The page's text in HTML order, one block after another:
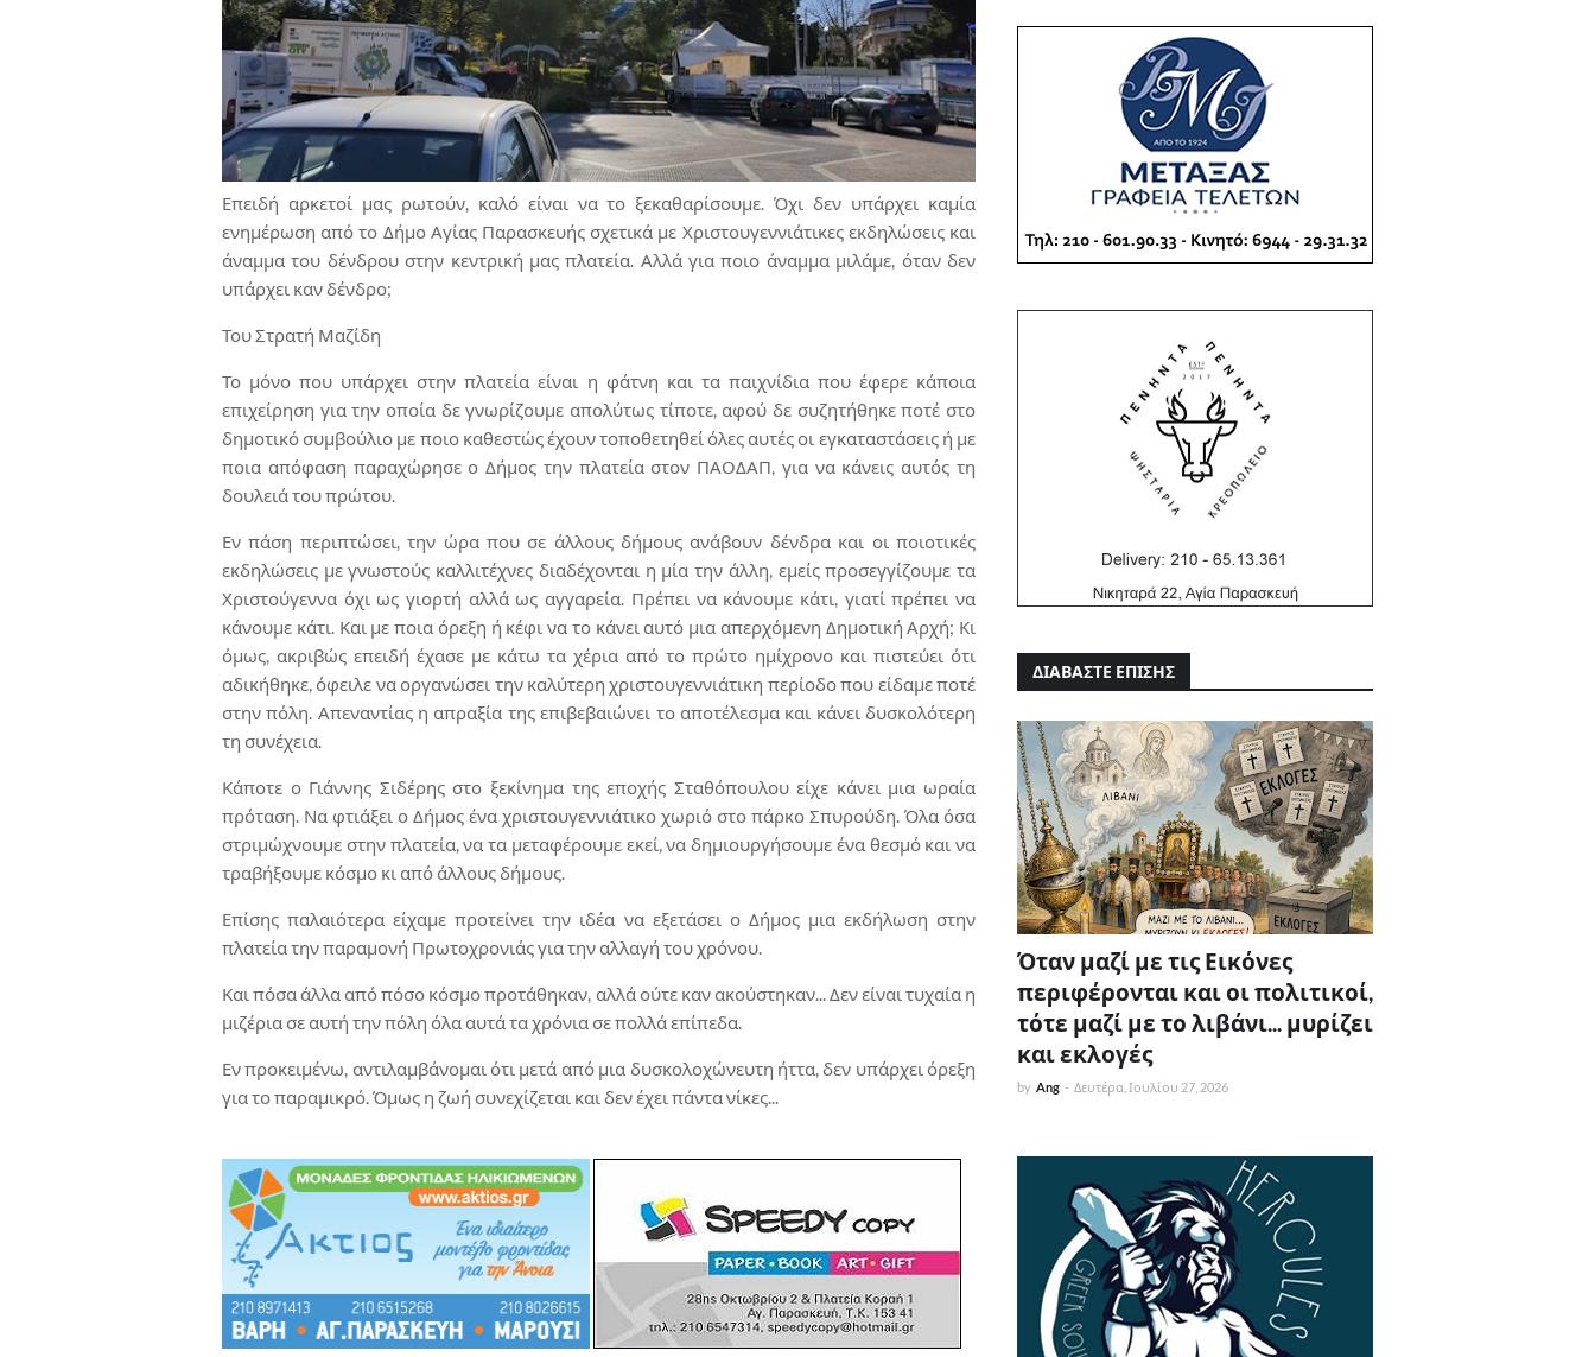
Επειδή αρκετοί μας ρωτούν, καλό είναι να το ξεκαθαρίσουμε. Όχι δεν υπάρχει καμία
ενημέρωση από το Δήμο Αγίας Παρασκευής σχετικά με Χριστουγεννιάτικες εκδηλώσεις και
άναμμα του δένδρου στην κεντρική μας πλατεία. Αλλά για ποιο άναμμα μιλάμε, όταν δεν
υπάρχει καν δένδρο;
Του Στρατή Μαζίδη
Το μόνο που υπάρχει στην πλατεία είναι η φάτνη και τα παιχνίδια που έφερε κάποια
επιχείρηση για την οποία δε γνωρίζουμε απολύτως τίποτε, αφού δε συζητήθηκε ποτέ στο
δημοτικό συμβούλιο με ποιο καθεστώς έχουν τοποθετηθεί όλες αυτές οι εγκαταστάσεις ή με
ποια απόφαση παραχώρησε ο Δήμος την πλατεία στον ΠΑΟΔΑΠ, για να κάνεις αυτός τη
δουλειά του πρώτου.
Εν πάση περιπτώσει, την ώρα που σε άλλους δήμους ανάβουν δένδρα και οι ποιοτικές
εκδηλώσεις με γνωστούς καλλιτέχνες διαδέχονται η μία την άλλη, εμείς προσεγγίζουμε τα
Χριστούγεννα όχι ως γιορτή αλλά ως αγγαρεία. Πρέπει να κάνουμε κάτι, γιατί πρέπει να
κάνουμε κάτι. Και με ποια όρεξη ή κέφι να το κάνει αυτό μια απερχόμενη Δημοτική Αρχή; Κι
όμως, ακριβώς επειδή έχασε με κάτω τα χέρια από το πρώτο ημίχρονο και πιστεύει ότι
αδικήθηκε, όφειλε να οργανώσει την καλύτερη χριστουγεννιάτικη περίοδο που είδαμε ποτέ
στην πόλη. Απεναντίας η απραξία της επιβεβαιώνει το αποτέλεσμα και κάνει δυσκολότερη
τη συνέχεια.
Κάποτε ο Γιάννης Σιδέρης στο ξεκίνημα της εποχής Σταθόπουλου είχε κάνει μια ωραία
πρόταση. Να φτιάξει ο Δήμος ένα χριστουγεννιάτικο χωριό στο πάρκο Σπυρούδη. Όλα όσα
στριμώχνουμε στην πλατεία, να τα μεταφέρουμε εκεί, να δημιουργήσουμε ένα θεσμό και να
τραβήξουμε κόσμο κι από άλλους δήμους.
Επίσης παλαιότερα είχαμε προτείνει την ιδέα να εξετάσει ο Δήμος μια εκδήλωση στην
πλατεία την παραμονή Πρωτοχρονιάς για την αλλαγή του χρόνου.
Και πόσα άλλα από πόσο κόσμο προτάθηκαν, αλλά ούτε καν ακούστηκαν... Δεν είναι τυχαία η
μιζέρια σε αυτή την πόλη όλα αυτά τα χρόνια σε πολλά επίπεδα.
Εν προκειμένω, αντιλαμβάνομαι ότι μετά από μια δυσκολοχώνευτη ήττα, δεν υπάρχει όρεξη
για το παραμικρό. Όμως η ζωή συνεχίζεται και δεν έχει πάντα νίκες...
ΔΙΑΒΑΣΤΕ ΕΠΙΣΗΣ
Όταν μαζί με τις Εικόνες
περιφέρονται και οι πολιτικοί,
τότε μαζί με το λιβάνι... μυρίζει
και εκλογές
by Ang - Δευτέρα, Ιουλίου 27, 2026